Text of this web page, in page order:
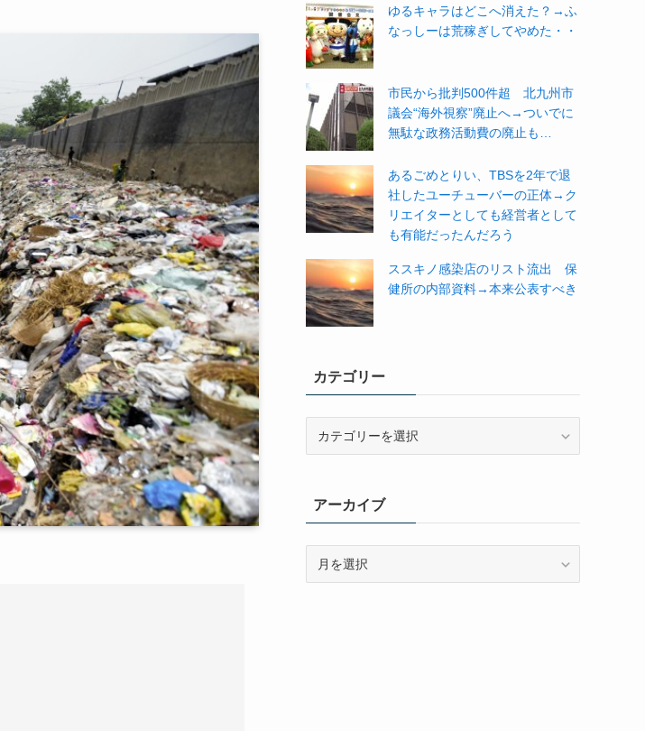
ゆるキャラはどこへ消えた？→ふ
なっしーは荒稼ぎしてやめた・・
市民から批判500件超 北九州市
議会“海外視察”廃止へ→ついでに
無駄な政務活動費の廃止も…
あるごめとりい、TBSを2年で退
社したユーチューバーの正体→ク
リエイターとしても経営者として
も有能だったんだろう
ススキノ感染店のリスト流出 保
健所の内部資料→本来公表すべき
カテゴリー
ーアーカイブ